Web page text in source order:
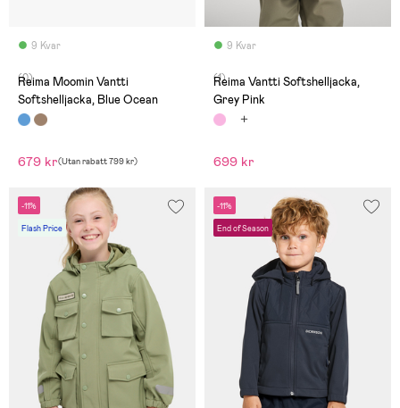
9 Kvar
(0)
Reima Moomin Vantti
Softshelljacka, Blue Ocean
679 kr(Utan rabatt799 kr)
9 Kvar
(1)
Reima Vantti Softshelljacka,
Grey Pink
699 kr
-11%
Flash Price
-11%
End of Season